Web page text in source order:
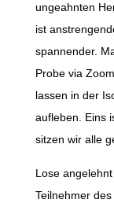
ungeahnten
ist
spannender.
Probe via
lassen in der
aufleben. Eins
sitzen wir alle
Lose
Teilnehmer